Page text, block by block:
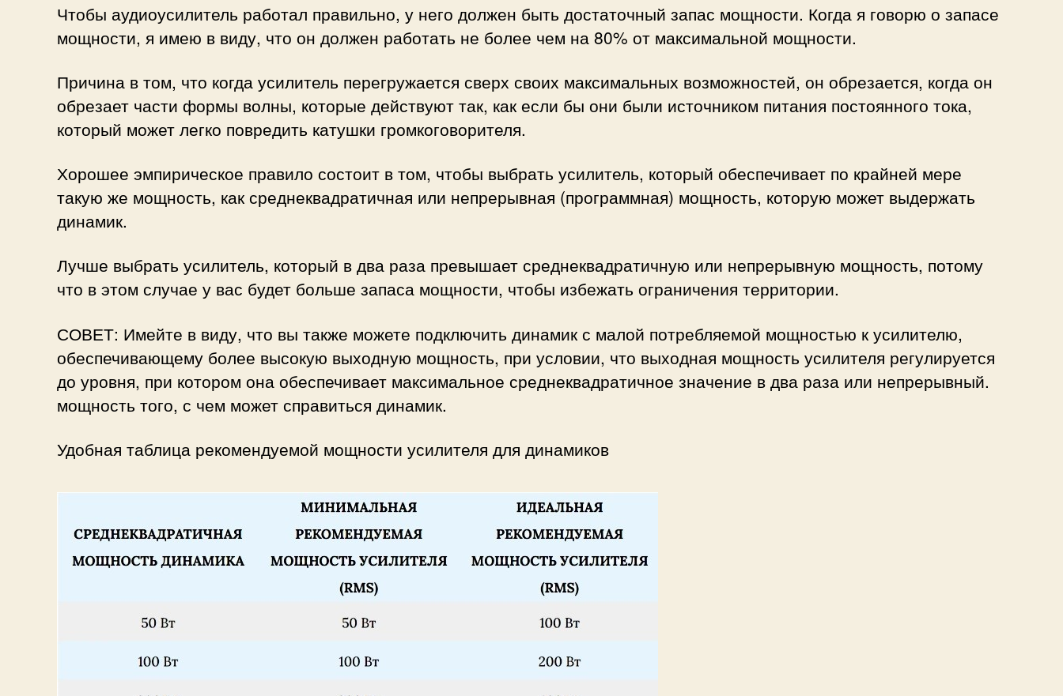
Чтобы аудиоусилитель работал правильно, у него должен быть достаточный запас мощности. Когда я говорю о запасе
мощности, я имею в виду, что он должен работать не более чем на 80% от максимальной мощности.
Причина в том, что когда усилитель перегружается сверх своих максимальных возможностей, он обрезается, когда он
обрезает части формы волны, которые действуют так, как если бы они были источником питания постоянного тока,
который может легко повредить катушки громкоговорителя.
Хорошее эмпирическое правило состоит в том, чтобы выбрать усилитель, который обеспечивает по крайней мере
такую ​​же мощность, как среднеквадратичная или непрерывная (программная) мощность, которую может выдержать
динамик.
Лучше выбрать усилитель, который в два раза превышает среднеквадратичную или непрерывную мощность, потому
что в этом случае у вас будет больше запаса мощности, чтобы избежать ограничения территории.
СОВЕТ: Имейте в виду, что вы также можете подключить динамик с малой потребляемой мощностью к усилителю,
обеспечивающему более высокую выходную мощность, при условии, что выходная мощность усилителя регулируется
до уровня, при котором она обеспечивает максимальное среднеквадратичное значение в два раза или непрерывный.
мощность того, с чем может справиться динамик.
Удобная таблица рекомендуемой мощности усилителя для динамиков